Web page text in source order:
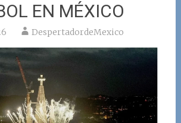
EN MÉXICO
DespertadordeMexico